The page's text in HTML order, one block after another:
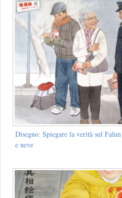
Disegno: Spiegare la verità sul
e neve